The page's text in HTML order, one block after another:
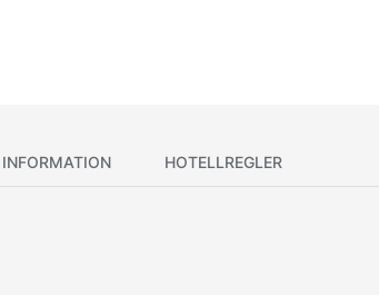
HOTELLREGLER